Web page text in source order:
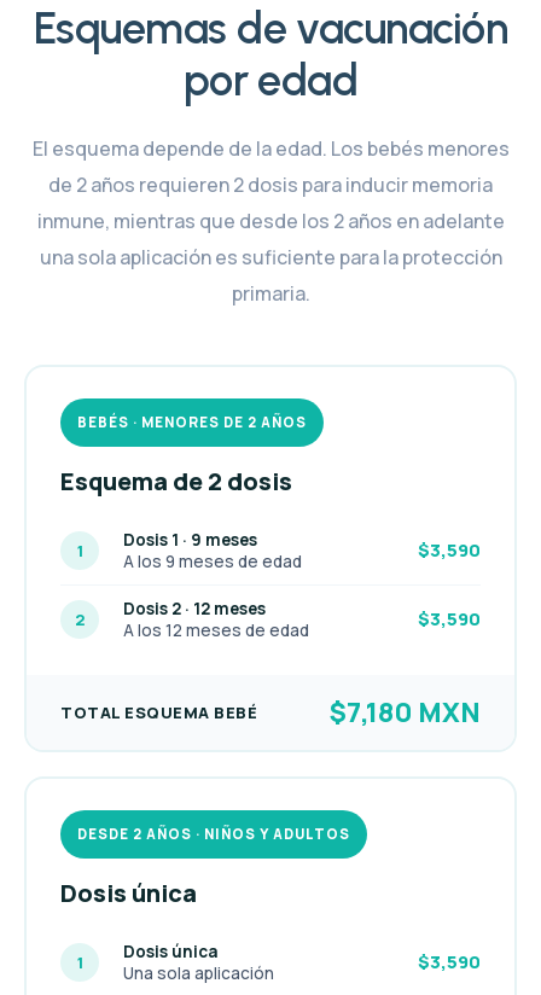
Esquemas de vacunación
por edad
El esquema depende de la edad. Los bebés menores
de 2 años requieren 2 dosis para inducir memoria
inmune, mientras que desde los 2 años en adelante
una sola aplicación es suficiente para la protección
primaria.
BEBÉS · MENORES DE 2 AÑOS
Esquema de 2 dosis
1
Dosis 1 · 9 meses
A los 9 meses de edad
$3,590
2
Dosis 2 · 12 meses
A los 12 meses de edad
$3,590
TOTAL ESQUEMA BEBÉ $7,180 MXN
DESDE 2 AÑOS · NIÑOS Y ADULTOS
Dosis única
1
Dosis única
Una sola aplicación
$3,590